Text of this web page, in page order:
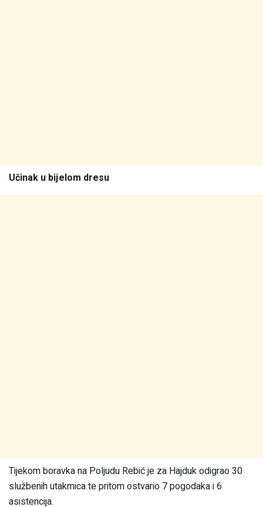
Učinak u bijelom dresu
Tijekom boravka na Poljudu Rebić je za Hajduk odigrao 30
službenih utakmica te pritom ostvario 7 pogodaka i 6
asistencija.